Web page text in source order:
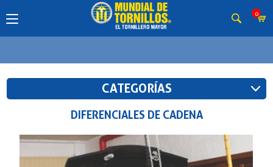
0
DIFERENCIALES DE CADENA
CATEGORÍAS